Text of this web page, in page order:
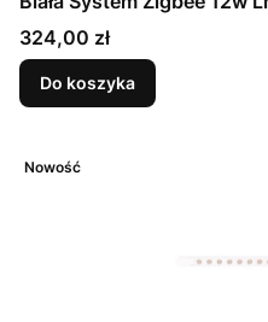
Cena
324,00 zł
Do koszyka
Nowość